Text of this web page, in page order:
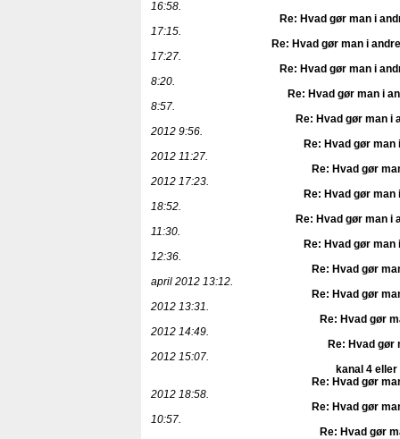
16:58.
Re: Hvad gør man i
17:15.
Re: Hvad gør man i
17:27.
Re: Hvad gør man i
8:20.
Re: Hvad gør man i
8:57.
Re: Hvad gør man i
2012 9:56.
Re: Hvad gør man
2012 11:27.
Re: Hvad gør
2012 17:23.
Re: Hvad gør man
18:52.
Re: Hvad gør man i
11:30.
Re: Hvad gør man
12:36.
Re: Hvad gør
april 2012 13:12.
Re: Hvad gør
2012 13:31.
Re: Hvad gør
2012 14:49.
Re: Hvad gør
2012 15:07.
kanal 4 eller
Re: Hvad gør
2012 18:58.
Re: Hvad gør
10:57.
Re: Hvad gør